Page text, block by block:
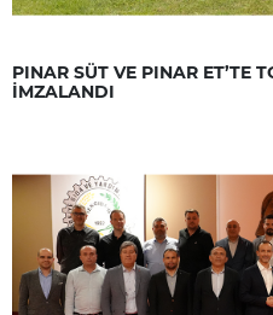
PINAR SÜT VE PINAR ET’TE
İMZALANDI